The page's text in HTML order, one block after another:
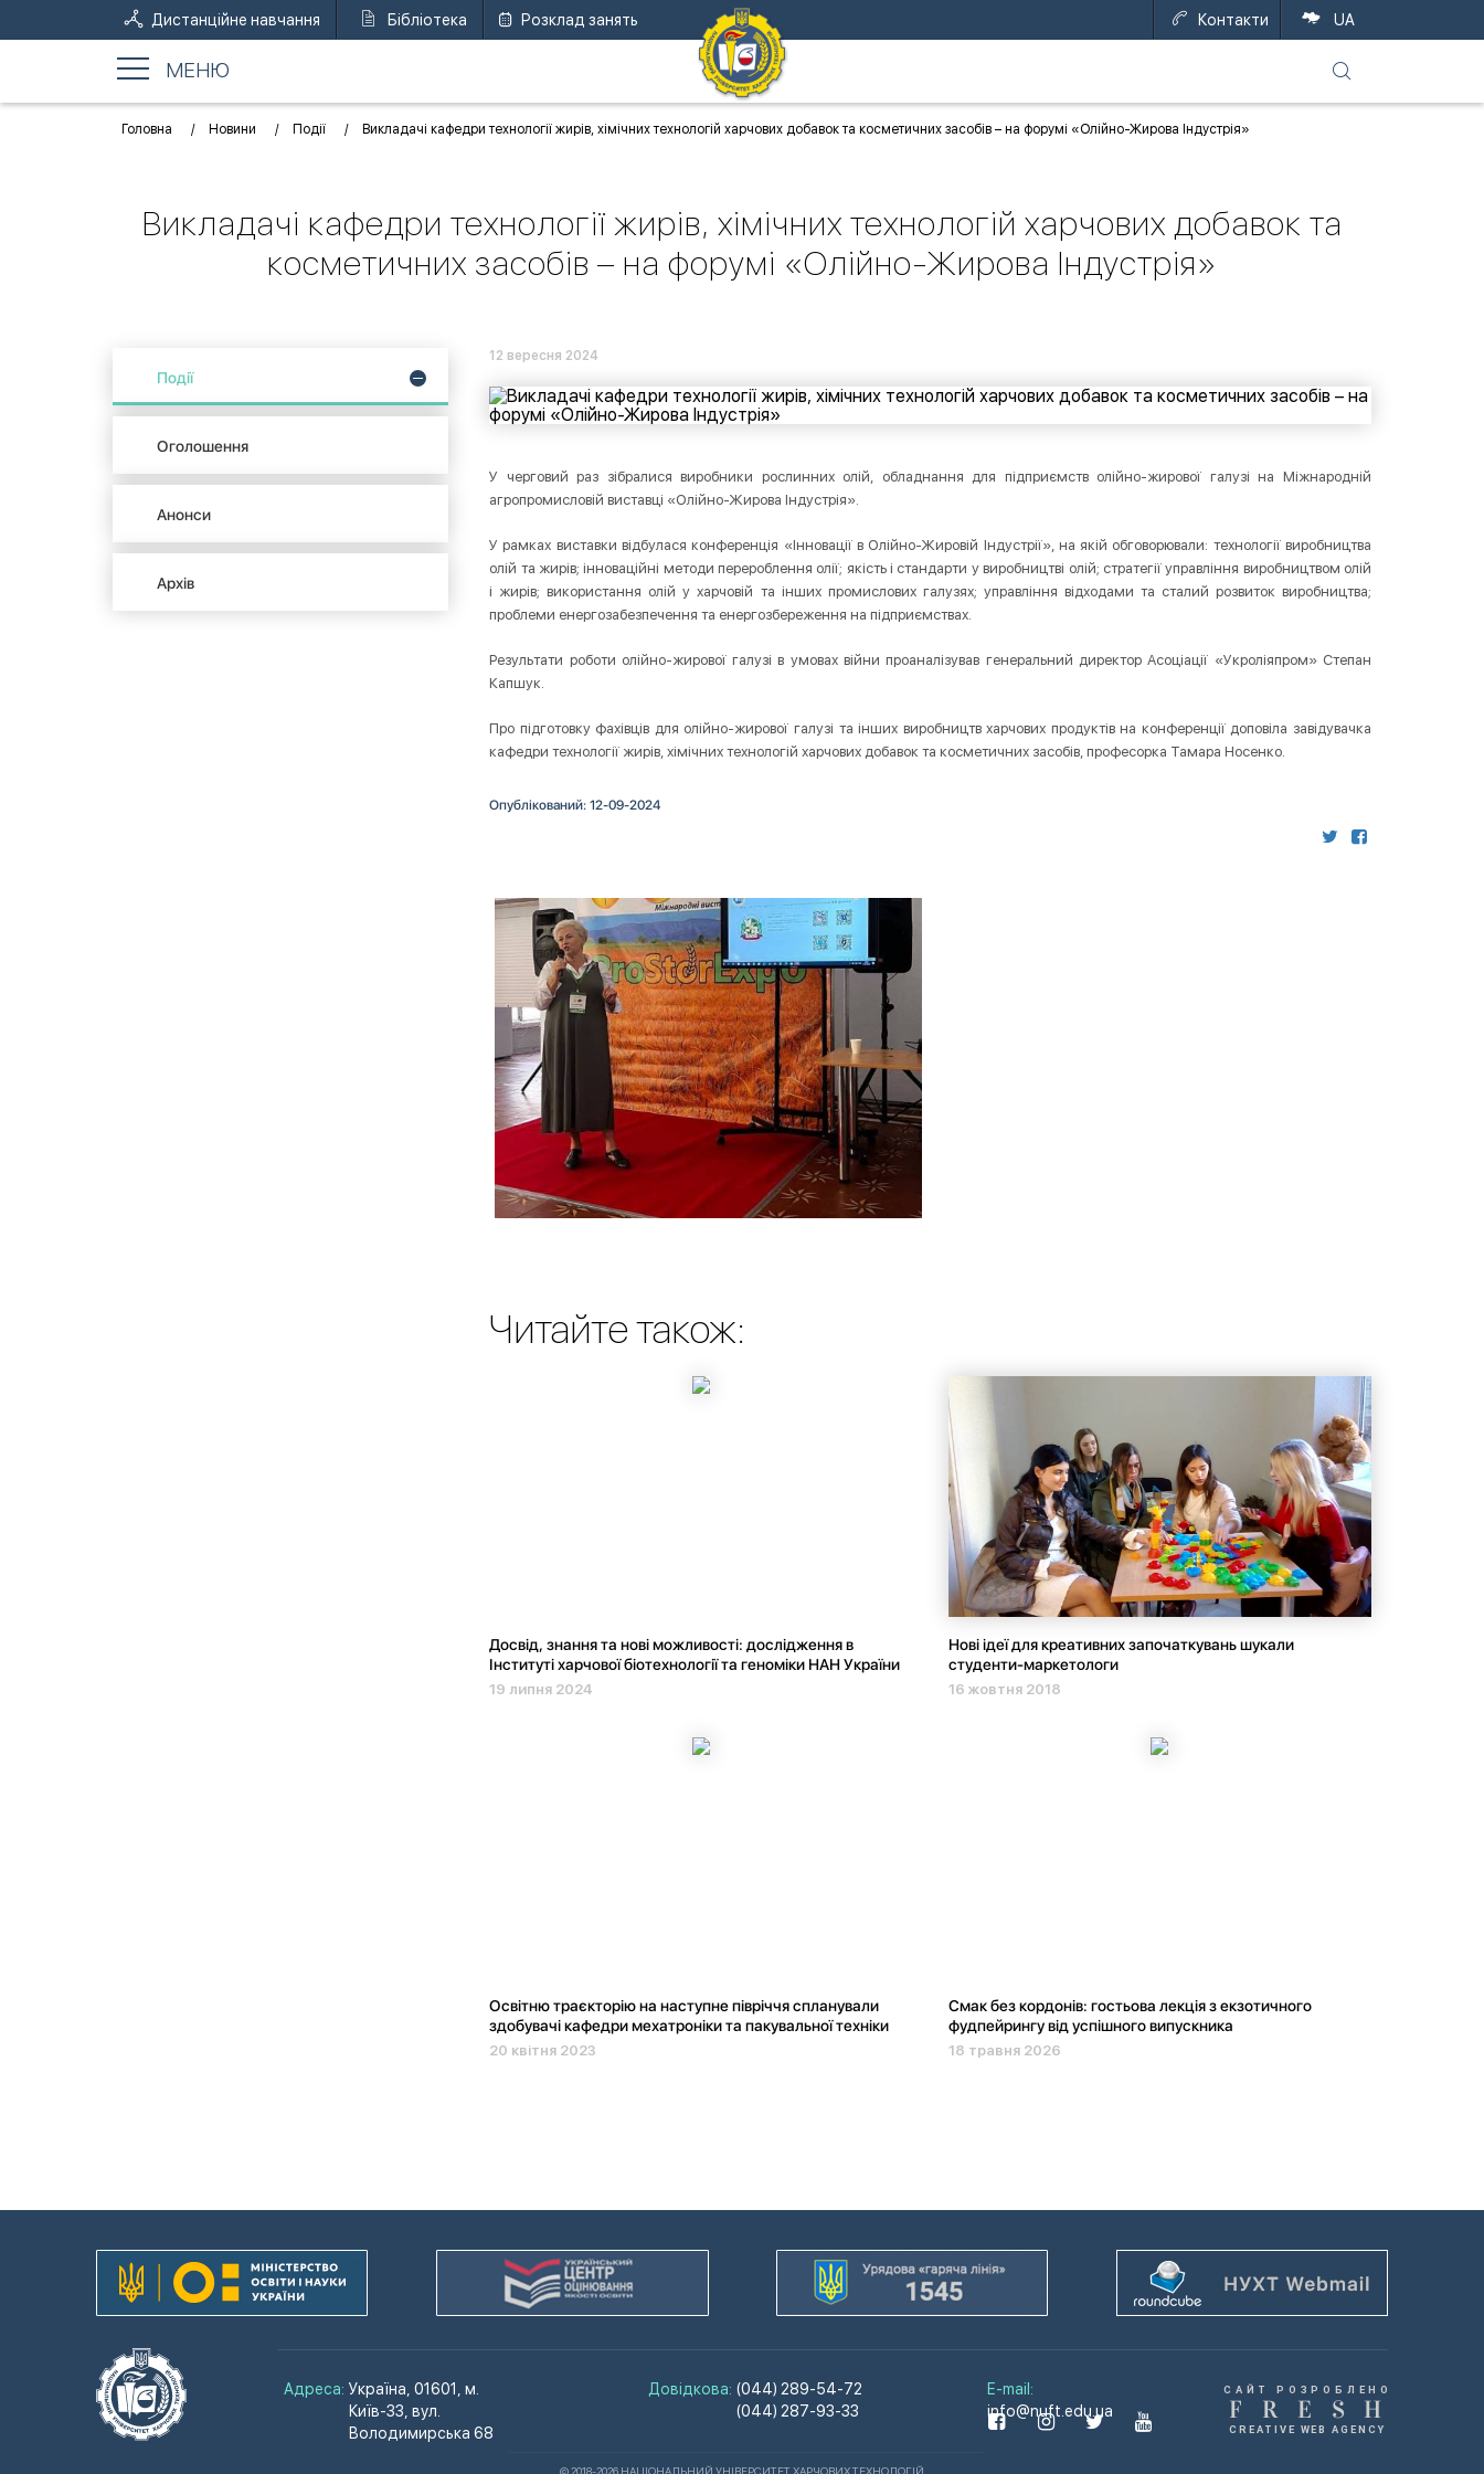
Дистанційне навчання Бібліотека Розклад занять UA
Контакти
МЕНЮ
Головна Новини Події Викладачі кафедри технології жирів, хімічних технологій харчових добавок та косметичних засобів – на форумі «Олійно-Жирова Індустрія»
Викладачі кафедри технології жирів, хімічних технологій харчових добавок та
косметичних засобів – на форумі «Олійно-Жирова Індустрія»
Події
Оголошення
Анонси
Архів
12 вересня 2024
У черговий раз зібралися виробники рослинних олій, обладнання для підприємств олійно-жирової галузі на Міжнародній
агропромисловій виставці «Олійно-Жирова Індустрія».
У рамках виставки відбулася конференція «Інновації в Олійно-Жировій Індустрії», на якій обговорювали: технології виробництва
олій та жирів; інноваційні методи перероблення олії; якість і стандарти у виробництві олій; стратегії управління виробництвом олій
і жирів; використання олій у харчовій та інших промислових галузях; управління відходами та сталий розвиток виробництва;
проблеми енергозабезпечення та енергозбереження на підприємствах.
Результати роботи олійно-жирової галузі в умовах війни проаналізував генеральний директор Асоціації «Укроліяпром» Степан
Капшук.
Про підготовку фахівців для олійно-жирової галузі та інших виробництв харчових продуктів на конференції доповіла завідувачка
кафедри технології жирів, хімічних технологій харчових добавок та косметичних засобів, професорка Тамара Носенко.
Опублікований: 12-09-2024
Читайте також:
Досвід, знання та нові можливості: дослідження в
Інституті харчової біотехнології та геноміки НАН України
19 липня 2024
Нові ідеї для креативних започаткувань шукали
студенти-маркетологи
16 жовтня 2018
Освітню траєкторію на наступне півріччя спланували
здобувачі кафедри мехатроніки та пакувальної техніки
20 квітня 2023
Смак без кордонів: гостьова лекція з екзотичного
фудпейрингу від успішного випускника
18 травня 2026
Адреса: Україна, 01601, м.
Київ-33, вул.
Володимирська 68
Довідкова: (044) 289-54-72
(044) 287-93-33
E-mail:
info@nuft.edu.ua
САЙТ РОЗРОБЛЕНО
F R E S H
CREATIVE WEB AGENCY
© 2018-2026 НАЦІОНАЛЬНИЙ УНІВЕРСИТЕТ ХАРЧОВИХ ТЕХНОЛОГІЙ